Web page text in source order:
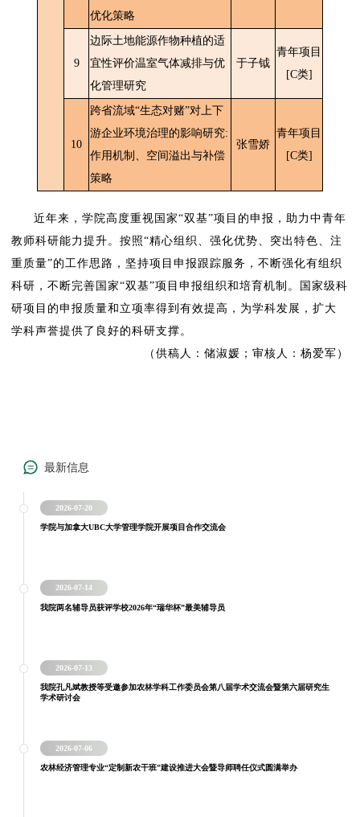
优化策略
9
边际土地能源作物种植的适
宜性评价温室气体减排与优
化管理研究
于子钺
青年项目
[C类]
10
跨省流域“生态对赌”对上下
游企业环境治理的影响研究:
作用机制、空间溢出与补偿
策略
张雪娇
青年项目
[C类]
近年来，学院高度重视国家“双基”项目的申报，助力中青年
教师科研能力提升。按照“精心组织、强化优势、突出特色、注
重质量”的工作思路，坚持项目申报跟踪服务，不断强化有组织
科研，不断完善国家“双基”项目申报组织和培育机制。国家级科
研项目的申报质量和立项率得到有效提高，为学科发展，扩大
学科声誉提供了良好的科研支撑。
（供稿人：储淑媛；审核人：杨爱军）
最新信息
2026-07-20
学院与加拿大UBC大学管理学院开展项目合作交流会
2026-07-14
我院两名辅导员获评学校2026年“瑞华杯”最美辅导员
2026-07-13
我院孔凡斌教授等受邀参加农林学科工作委员会第八届学术交流会暨第六届研究生
学术研讨会
2026-07-06
农林经济管理专业“定制新农干班”建设推进大会暨导师聘任仪式圆满举办